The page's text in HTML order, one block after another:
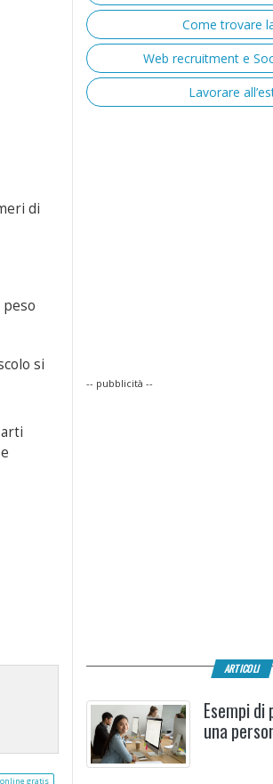
di
si
gratis
Come trovare
Web recruitment e
Lavorare
-- pubblicità --
ARTICOLI
Esempi
una